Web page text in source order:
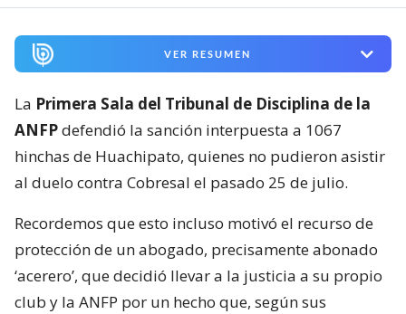
VER RESUMEN
La Primera Sala del Tribunal de Disciplina de la
ANFPdefendió la sanción interpuesta a 1067
hinchas de Huachipato, quienes no pudieron asistir
al duelo contra Cobresal el pasado 25 de julio.
Recordemos que esto incluso motivó el recurso de
protección de un abogado, precisamente abonado
‘acerero’, que decidió llevar a la justicia a su propio
club y la ANFP por un hecho que, según sus